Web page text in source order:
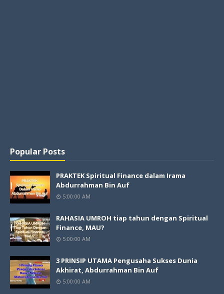
Popular Posts
PRAKTEK Spiritual Finance dalam Irama
Abdurrahman Bin Auf
5:00:00 AM
RAHASIA UMROH tiap tahun dengan Spiritual
Finance, MAU?
5:00:00 AM
3 PRINSIP UTAMA Pengusaha Sukses Dunia
Akhirat, Abdurrahman Bin Auf
5:00:00 AM